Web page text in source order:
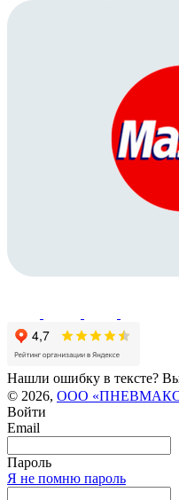
Нашли ошибку в тексте?
© 2026, ООО
Войти
Email
Пароль
Я не помню пароль